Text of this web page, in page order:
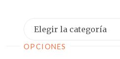
Categorías
OPCIONES